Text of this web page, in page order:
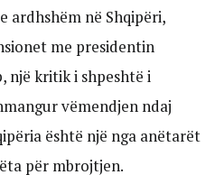
ardhshëm në Shqipëri,
me presidentin
një kritik i shpeshtë i
vëmendjen ndaj
është një nga anëtarët
për mbrojtjen.